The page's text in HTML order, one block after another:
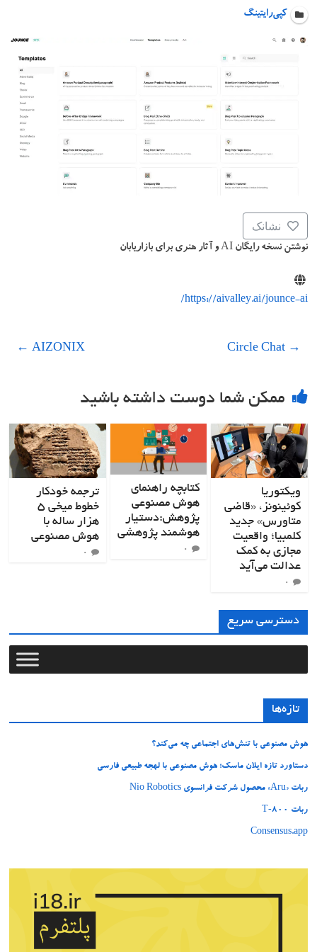
کپی‌رایتینگ
نشانک
نوشتن نسخه رایگان AI و آثار هنری برای بازاریابان
https://aivalley.ai/jounce-ai/
→
Circle Chat
AIZONIX
←
ممکن شما دوست داشته باشید
ویکتوریا
کوئینونز، «قاضی
متاورس» جدید
کلمبیا؛ واقعیت
مجازی به کمک
عدالت می‌آید
۰
کتابچه راهنمای
هوش مصنوعی
پژوهش:دستیار
هوشمند پژوهشی
۰
ترجمه خودکار
خطوط میخی ۵
هزار ساله با
هوش مصنوعی
۰
دسترسی سریع
تازه‌ها
هوش مصنوعی با تنش‌های اجتماعی چه می‌کند؟
دستاورد تازه ایلان ماسک؛ هوش مصنوعی با لهجه طبیعی فارسی
ربات «Aru» محصول شرکت فرانسوی Nio Robotics
ربات T‑800
Consensus.app